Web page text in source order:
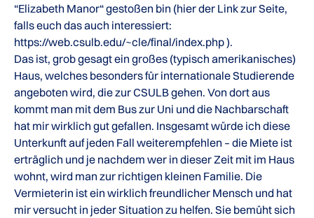
“Elizabeth Manor“ gestoßen bin (hier der Link zur Seite,
falls euch das auch interessiert:
https://web.csulb.edu/~cle/final/index.php ).
Das ist, grob gesagt ein großes (typisch amerikanisches)
Haus, welches besonders für internationale Studierende
angeboten wird, die zur CSULB gehen. Von dort aus
kommt man mit dem Bus zur Uni und die Nachbarschaft
hat mir wirklich gut gefallen. Insgesamt würde ich diese
Unterkunft auf jeden Fall weiterempfehlen – die Miete ist
erträglich und je nachdem wer in dieser Zeit mit im Haus
wohnt, wird man zur richtigen kleinen Familie. Die
Vermieterin ist ein wirklich freundlicher Mensch und hat
mir versucht in jeder Situation zu helfen. Sie bemüht sich